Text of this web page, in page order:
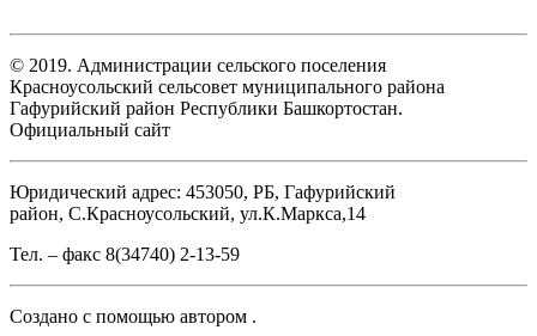
© 2019. Администрации сельского поселения
Красноусольский сельсовет муниципального района
Гафурийский район Республики Башкортостан.
Официальный сайт
Юридический адрес: 453050, РБ, Гафурийский
район, С.Красноусольский, ул.К.Маркса,14
Тел. – факс 8(34740) 2-13-59
Создано с помощью автором .